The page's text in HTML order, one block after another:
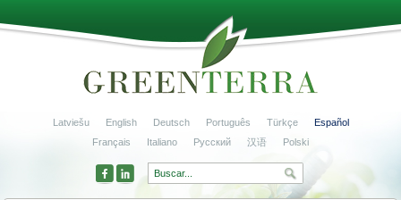
Latviešu English Deutsch Português Türkçe
Español
Français
Italiano Русский 汉语 Polski